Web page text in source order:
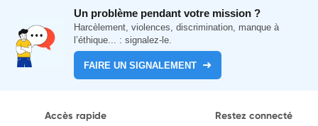
Un problème pendant votre mission ?
Harcèlement, violences, discrimination, manque à
l’éthique... : signalez-le.
FAIRE UN SIGNALEMENT
Accès rapide Restez connecté